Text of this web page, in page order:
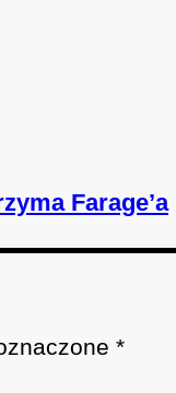
Farage’a
*